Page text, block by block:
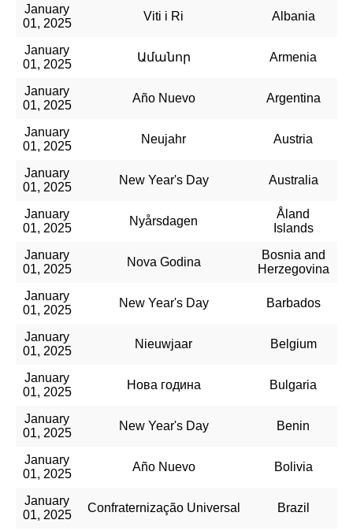
January
01, 2025
Viti i Ri Albania
January
01, 2025
Ամանոր Armenia
January
01, 2025
Año Nuevo Argentina
January
01, 2025
Neujahr Austria
January
01, 2025
New Year's Day Australia
January
01, 2025
Nyårsdagen
Åland
Islands
January
01, 2025
Nova Godina
Bosnia and
Herzegovina
January
01, 2025
New Year's Day Barbados
January
01, 2025
Nieuwjaar Belgium
January
01, 2025
Нова година Bulgaria
January
01, 2025
New Year's Day Benin
January
01, 2025
Año Nuevo Bolivia
January
01, 2025
Confraternização Universal Brazil